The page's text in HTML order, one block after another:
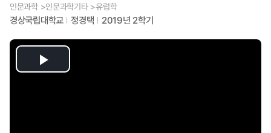
인문과학 >인문과학기타 >유럽학
경상국립대학교 정경택 2019년 2학기
Play